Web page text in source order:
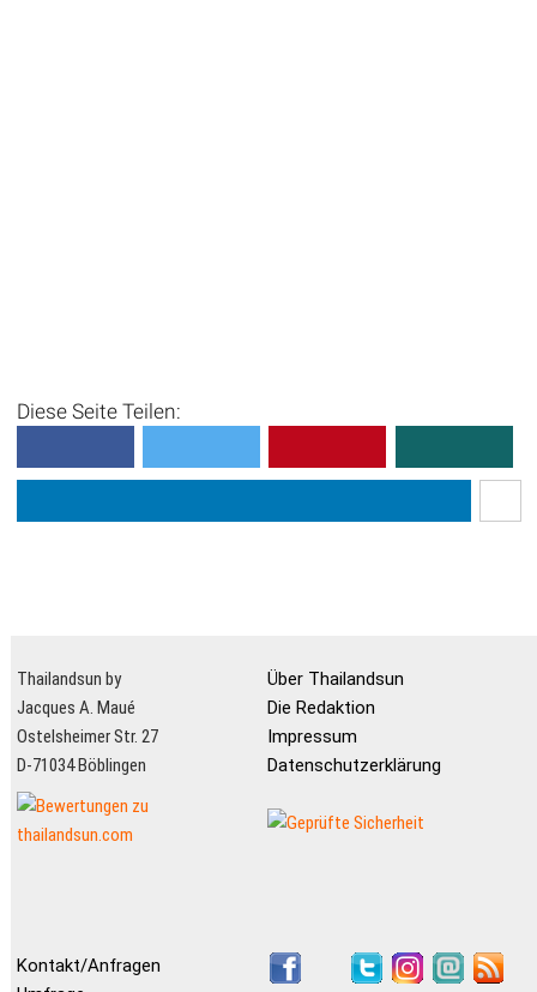
Diese Seite Teilen:
Thailandsun by
Jacques A. Maué
Ostelsheimer Str. 27
D-71034 Böblingen
Über Thailandsun
Die Redaktion
Impressum
Datenschutzerklärung
Kontakt/Anfragen